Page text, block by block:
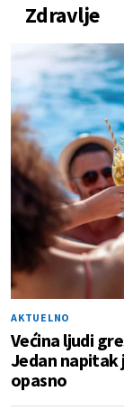
Zdravlje
AKTUELNO
Većina ljudi
Jedan napitak
opasno